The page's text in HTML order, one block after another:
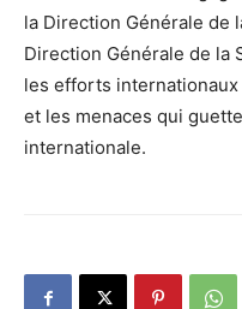
la Direction Générale de
Direction Générale de la
les efforts
et les menaces qui
internationale.